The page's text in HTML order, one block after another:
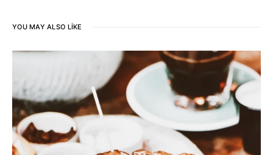
YOU MAY ALSO LIKE